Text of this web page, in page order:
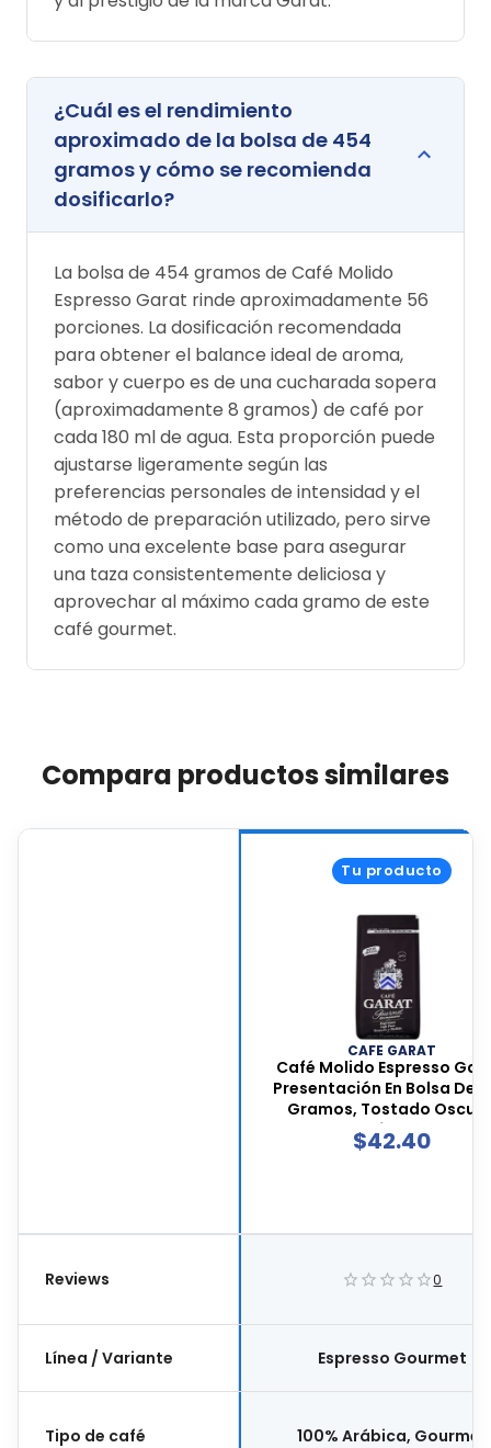
¿Cuál es el rendimiento
aproximado de la bolsa de 454
gramos y cómo se recomienda
dosificarlo?
La bolsa de 454 gramos de Café Molido
Espresso Garat rinde aproximadamente 56
porciones. La dosificación recomendada
para obtener el balance ideal de aroma,
sabor y cuerpo es de una cucharada sopera
(aproximadamente 8 gramos) de café por
cada 180 ml de agua. Esta proporción puede
ajustarse ligeramente según las
preferencias personales de intensidad y el
método de preparación utilizado, pero sirve
como una excelente base para asegurar
una taza consistentemente deliciosa y
aprovechar al máximo cada gramo de este
café gourmet.
Compara productos similares
Tu producto
CAFE GARAT
Café Molido Espresso
Presentación En Bolsa De
Gramos, Tostado
Apto Para Cafetera
De Filtro, 1 Pieza, Esp454
$42.40
Reviews 0
Línea / Variante Espresso Gourmet
Tipo de café 100% Arábica, Gourmet